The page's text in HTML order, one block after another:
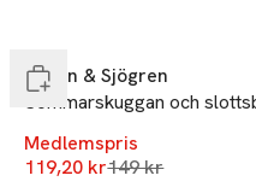
Raben & Sjögren
Sommarskuggan och
Medlemspris
119,20 krLägsta pris 30
149 kr